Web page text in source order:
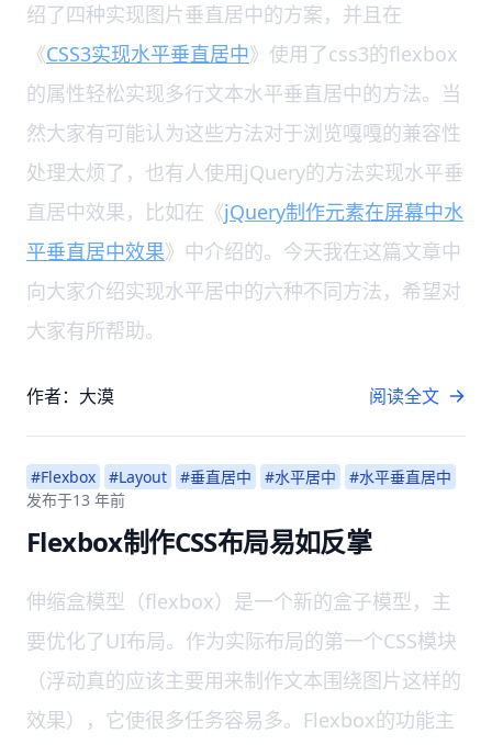
绍了四种实现图片垂直居中的方案，并且在
《CSS3实现水平垂直居中》使用了css3的flexbox
的属性轻松实现多行文本水平垂直居中的方法。当
然大家有可能认为这些方法对于浏览嘎嘎的兼容性
处理太烦了，也有人使用jQuery的方法实现水平垂
直居中效果，比如在《jQuery制作元素在屏幕中水
平垂直居中效果》中介绍的。今天我在这篇文章中
向大家介绍实现水平居中的六种不同方法，希望对
大家有所帮助。
作者：大漠 阅读全文
#Flexbox #Layout #垂直居中 #水平居中
#水平垂直居中
发布于13 年前
Flexbox制作CSS布局易如反掌
伸缩盒模型（flexbox）是一个新的盒子模型，主
要优化了UI布局。作为实际布局的第一个CSS模块
（浮动真的应该主要用来制作文本围绕图片这样的
效果），它使很多任务容易多。Flexbox的功能主